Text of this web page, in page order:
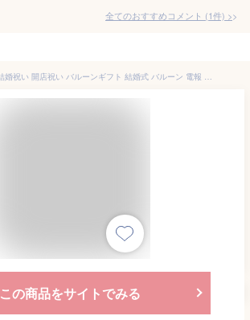
全てのおすすめコメント (1件) >
バルーン電報 結婚祝い 開店祝い バルーンギフト 結婚式 バルーン 電報 バルーン ギフト 花 かわいい バルーン電報 祝電 即日出荷 バルーンフラワー 誕生日 記念日 開業 周年祝い 出産祝い 贈り物 そのまま飾れる お手入れ不要 おしゃれ 送料無料 TB1o#*
この商品をサイトでみる